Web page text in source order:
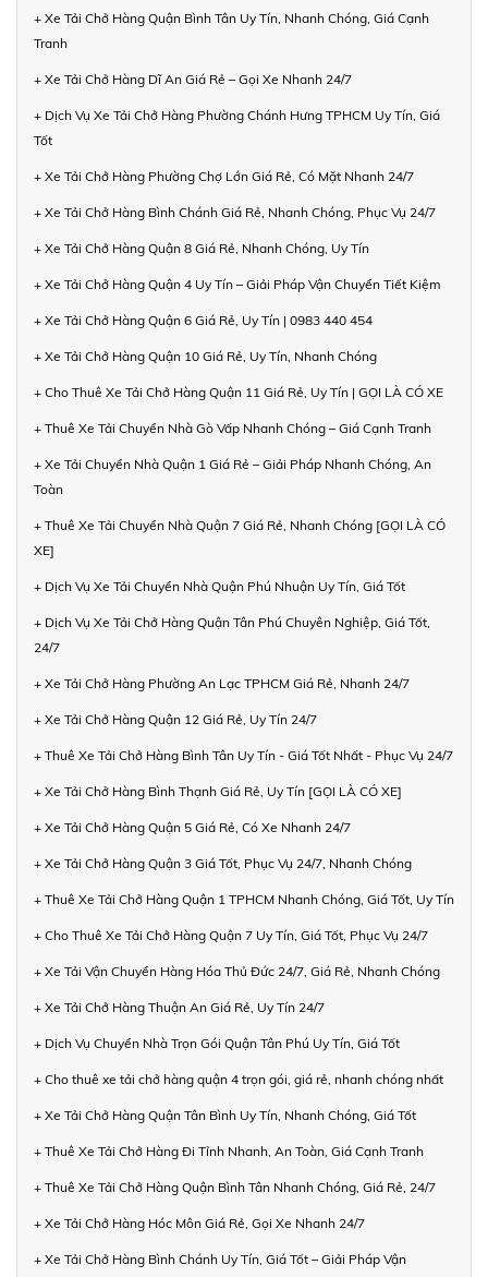
+ Xe Tải Chở Hàng Quận Bình Tân Uy Tín, Nhanh Chóng, Giá Cạnh
Tranh
+ Xe Tải Chở Hàng Dĩ An Giá Rẻ – Gọi Xe Nhanh 24/7
+ Dịch Vụ Xe Tải Chở Hàng Phường Chánh Hưng TPHCM Uy Tín, Giá
Tốt
+ Xe Tải Chở Hàng Phường Chợ Lớn Giá Rẻ, Có Mặt Nhanh 24/7
+ Xe Tải Chở Hàng Bình Chánh Giá Rẻ, Nhanh Chóng, Phục Vụ 24/7
+ Xe Tải Chở Hàng Quận 8 Giá Rẻ, Nhanh Chóng, Uy Tín
+ Xe Tải Chở Hàng Quận 4 Uy Tín – Giải Pháp Vận Chuyển Tiết Kiệm
+ Xe Tải Chở Hàng Quận 6 Giá Rẻ, Uy Tín | 0983 440 454
+ Xe Tải Chở Hàng Quận 10 Giá Rẻ, Uy Tín, Nhanh Chóng
+ Cho Thuê Xe Tải Chở Hàng Quận 11 Giá Rẻ, Uy Tín | GỌI LÀ CÓ XE
+ Thuê Xe Tải Chuyển Nhà Gò Vấp Nhanh Chóng – Giá Cạnh Tranh
+ Xe Tải Chuyển Nhà Quận 1 Giá Rẻ – Giải Pháp Nhanh Chóng, An
Toàn
+ Thuê Xe Tải Chuyển Nhà Quận 7 Giá Rẻ, Nhanh Chóng [GỌI LÀ CÓ
XE]
+ Dịch Vụ Xe Tải Chuyển Nhà Quận Phú Nhuận Uy Tín, Giá Tốt
+ Dịch Vụ Xe Tải Chở Hàng Quận Tân Phú Chuyên Nghiệp, Giá Tốt,
24/7
+ Xe Tải Chở Hàng Phường An Lạc TPHCM Giá Rẻ, Nhanh 24/7
+ Xe Tải Chở Hàng Quận 12 Giá Rẻ, Uy Tín 24/7
+ Thuê Xe Tải Chở Hàng Bình Tân Uy Tín - Giá Tốt Nhất - Phục Vụ 24/7
+ Xe Tải Chở Hàng Bình Thạnh Giá Rẻ, Uy Tín [GỌI LÀ CÓ XE]
+ Xe Tải Chở Hàng Quận 5 Giá Rẻ, Có Xe Nhanh 24/7
+ Xe Tải Chở Hàng Quận 3 Giá Tốt, Phục Vụ 24/7, Nhanh Chóng
+ Thuê Xe Tải Chở Hàng Quận 1 TPHCM Nhanh Chóng, Giá Tốt, Uy Tín
+ Cho Thuê Xe Tải Chở Hàng Quận 7 Uy Tín, Giá Tốt, Phục Vụ 24/7
+ Xe Tải Vận Chuyển Hàng Hóa Thủ Đức 24/7, Giá Rẻ, Nhanh Chóng
+ Xe Tải Chở Hàng Thuận An Giá Rẻ, Uy Tín 24/7
+ Dịch Vụ Chuyển Nhà Trọn Gói Quận Tân Phú Uy Tín, Giá Tốt
+ Cho thuê xe tải chở hàng quận 4 trọn gói, giá rẻ, nhanh chóng nhất
+ Xe Tải Chở Hàng Quận Tân Bình Uy Tín, Nhanh Chóng, Giá Tốt
+ Thuê Xe Tải Chở Hàng Đi Tỉnh Nhanh, An Toàn, Giá Cạnh Tranh
+ Thuê Xe Tải Chở Hàng Quận Bình Tân Nhanh Chóng, Giá Rẻ, 24/7
+ Xe Tải Chở Hàng Hóc Môn Giá Rẻ, Gọi Xe Nhanh 24/7
+ Xe Tải Chở Hàng Bình Chánh Uy Tín, Giá Tốt – Giải Pháp Vận